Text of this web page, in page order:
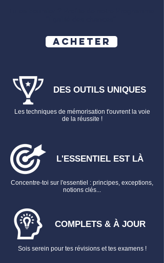
FICHE N°18 – LA REMISE DE DETTE
FICHE N°19 – LA PRESCRIPTION
FICHE N°20 – LES RESTITUTIONS
Tout savoir sur les
Acheter
DES OUTILS UNIQUES
Les techniques de mémorisation t'ouvrent la voie
de la réussite !
L'ESSENTIEL EST LÀ
Concentre-toi sur l'essentiel : principes, exceptions,
notions clés...
COMPLETS & À JOUR
Sois serein pour tes révisions et tes examens !